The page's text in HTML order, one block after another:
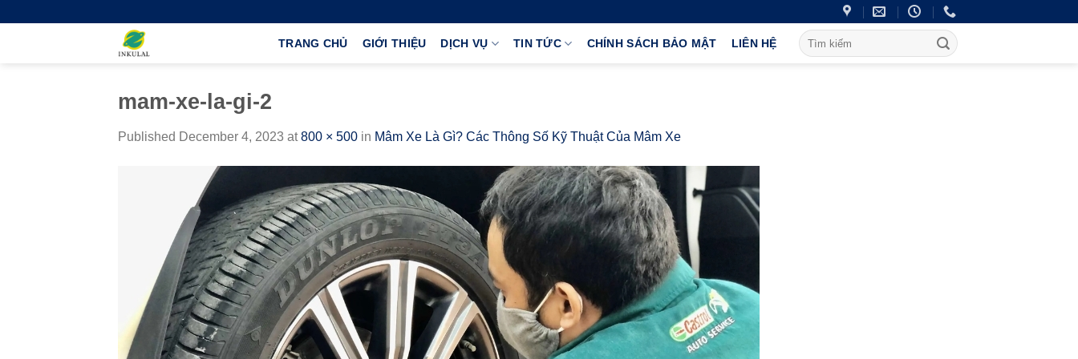
TRANG CHỦ GIỚI THIỆU DỊCH VỤ TIN TỨC CHÍNH SÁCH BẢO MẬT LIÊN HỆ
mam-xe-la-gi-2
Published December 4, 2023 at800 × 500 in Mâm Xe Là Gì? Các Thông Số Kỹ Thuật Của Mâm Xe